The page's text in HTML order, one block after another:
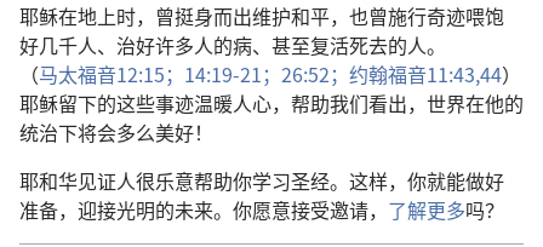
耶稣在地上时， 曾挺身而出维护和平， 也曾施行奇迹喂饱
好几千人、 治好许多人的病、 甚至复活死去的人。
（马太福音12:15； 14:19-21； 26:52； 约翰福音11:43,44）
耶稣留下的这些事迹温暖人心， 帮助我们看出， 世界在他的
统治下将会多么美好！
耶和华见证人很乐意帮助你学习圣经。 这样， 你就能做好
准备， 迎接光明的未来。 你愿意接受邀请， 了解更多吗？